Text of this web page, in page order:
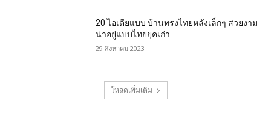
20 ไอเดียแบบ บ้านทรงไทยหลังเล็กๆ สวยงาม
น่าอยู่แบบไทยยุคเก่า
29 สิงหาคม 2023
โหลดเพิ่มเติม